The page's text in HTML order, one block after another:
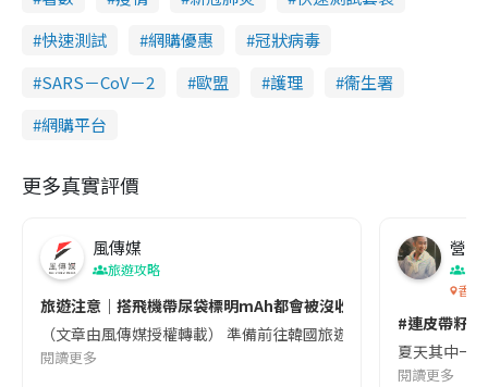
快速測試
網購優惠
冠狀病毒
SARS－CoV－2
歐盟 護理
衞生署
網購平台
更多真實評價
風傳媒
旅遊攻略
旅遊注意｜搭飛機帶尿袋標明mAh都會被沒收😱出發前切記檢查
（文章由風傳媒授權轉載） 準備前往韓國旅遊的民眾，近期要
閱讀更多
營養
香港
#連皮帶籽
夏天其中一
閱讀更多